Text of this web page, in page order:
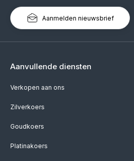
Aanmelden nieuwsbrief
Aanvullende diensten
Verkopen aan ons
Zilverkoers
Goudkoers
Platinakoers